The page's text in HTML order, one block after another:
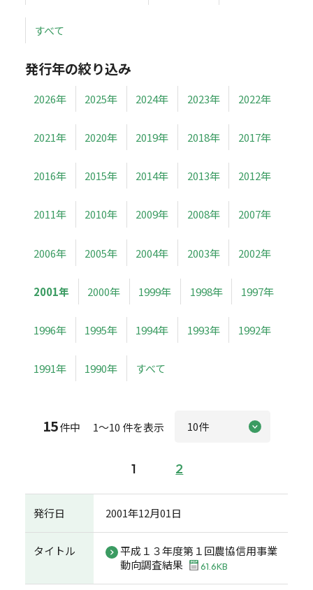
すべて
発行年の絞り込み
2026年 2025年 2024年 2023年 2022年
2021年 2020年 2019年 2018年 2017年
2016年 2015年 2014年 2013年 2012年
2011年 2010年 2009年 2008年 2007年
2006年 2005年 2004年 2003年 2002年
2001年 2000年 1999年 1998年 1997年
1996年 1995年 1994年 1993年 1992年
1991年 1990年 すべて
15件中 1～10 件を表示
1 2
発行日 2001年12月01日
タイトル
平成１３年度第１回農協信用事業
動向調査結果
61.6KB